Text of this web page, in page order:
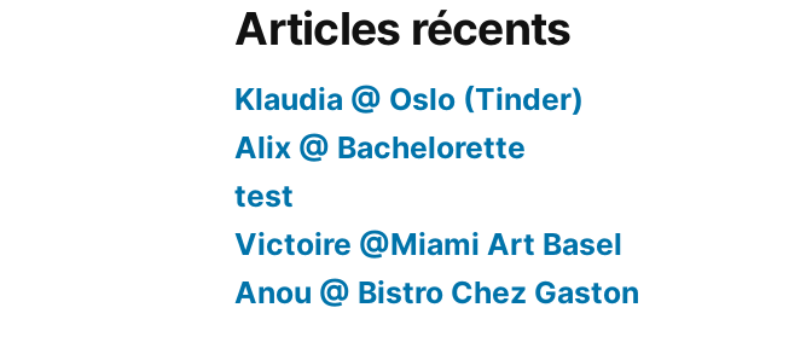
Articles récents
Klaudia @ Oslo (Tinder)
Alix @ Bachelorette
test
Victoire @Miami Art Basel
Anou @ Bistro Chez Gaston